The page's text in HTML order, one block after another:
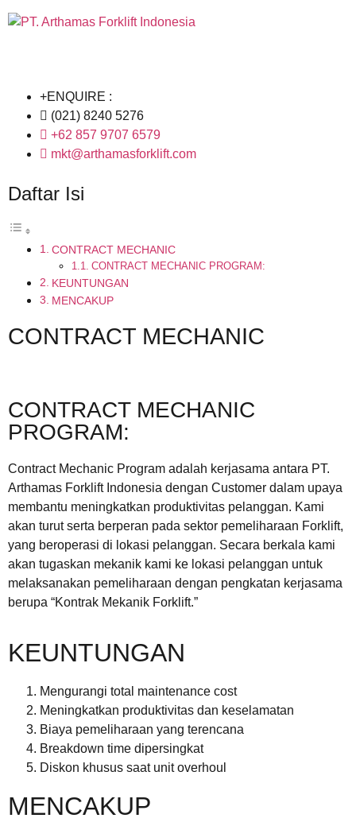
+ENQUIRE :
(021) 8240 5276
+62 857 9707 6579
mkt@arthamasforklift.com
Daftar Isi
CONTRACT MECHANIC
CONTRACT MECHANIC PROGRAM:
KEUNTUNGAN
MENCAKUP
CONTRACT MECHANIC
CONTRACT MECHANIC
PROGRAM:
Contract Mechanic Program adalah kerjasama antara PT.
Arthamas Forklift Indonesia dengan Customer dalam upaya
membantu meningkatkan produktivitas pelanggan. Kami
akan turut serta berperan pada sektor pemeliharaan Forklift,
yang beroperasi di lokasi pelanggan. Secara berkala kami
akan tugaskan mekanik kami ke lokasi pelanggan untuk
melaksanakan pemeliharaan dengan pengkatan kerjasama
berupa “Kontrak Mekanik Forklift.”
KEUNTUNGAN
Mengurangi total maintenance cost
Meningkatkan produktivitas dan keselamatan
Biaya pemeliharaan yang terencana
Breakdown time dipersingkat
Diskon khusus saat unit overhoul
MENCAKUP